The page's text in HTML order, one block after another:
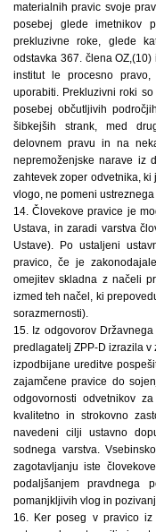
materialnih pravic svoje
posebej glede imetnikov
prekluzivne roke, glede
odstavka 367. člena
institut le procesno
uporabiti. Prekluzivni roki
posebej občutljivih
šibkejših strank, med
delovnem pravu in na
nepremoženjske narave iz
zahtevek zoper odvetnika,
vlogo, ne pomeni
14. Človekove pravice je
Ustava, in zaradi varstva
Ustave). Po ustaljeni
pravico, če je
omejitev skladna z načeli
izmed teh načel, ki
sorazmernosti).
15. Iz odgovorov
predlagatelj ZPP-D izrazila
izpodbijane ureditve
zajamčene pravice do
odgovornosti odvetnikov
kvalitetno in strokovno
navedeni cilji ustavno
sodnega varstva.
zagotavljanju iste
podaljšanjem pravdnega
pomanjkljivih vlog in
16. Ker poseg v pravico iz